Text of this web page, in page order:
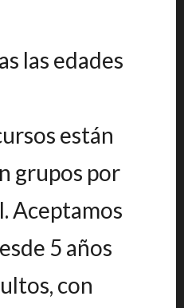
las edades
están
grupos por
Aceptamos
5 años
con